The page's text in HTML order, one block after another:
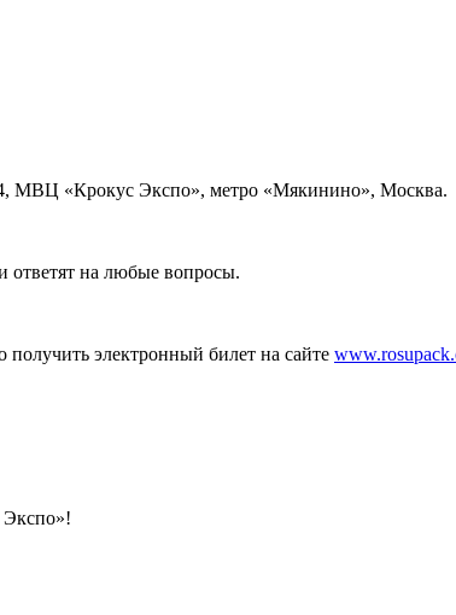
МВЦ «Крокус Экспо», метро «Мякинино», Москва.
ответят на любые вопросы.
получить электронный билет на сайте